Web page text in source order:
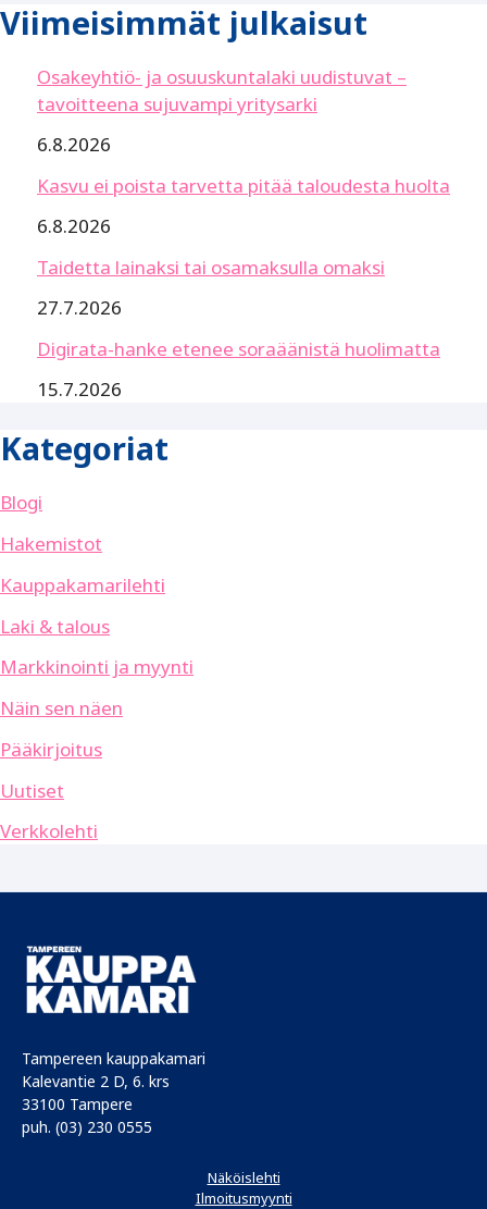
Viimeisimmät julkaisut
Osakeyhtiö- ja osuuskuntalaki uudistuvat –
tavoitteena sujuvampi yritysarki
6.8.2026
Kasvu ei poista tarvetta pitää taloudesta huolta
6.8.2026
Taidetta lainaksi tai osamaksulla omaksi
27.7.2026
Digirata-hanke etenee soraäänistä huolimatta
15.7.2026
Kategoriat
Blogi
Hakemistot
Kauppakamarilehti
Laki & talous
Markkinointi ja myynti
Näin sen näen
Pääkirjoitus
Uutiset
Verkkolehti
Tampereen kauppakamari
Kalevantie 2 D, 6. krs
33100 Tampere
puh. (03) 230 0555
Näköislehti
Ilmoitusmyynti